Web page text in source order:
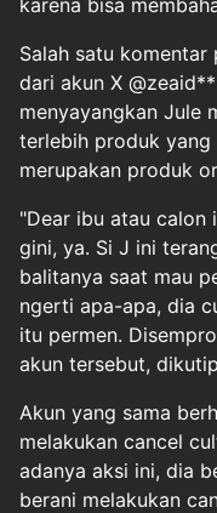
Salah satu
dari akun X
menyayangkan Jule
terlebih produk yang
merupakan produk
"Dear ibu atau calon
gini, ya. Si J ini
balitanya saat mau
ngerti apa-apa, dia
itu permen.
akun tersebut,
Akun yang sama
melakukan cancel
adanya aksi ini, dia
berani melakukan